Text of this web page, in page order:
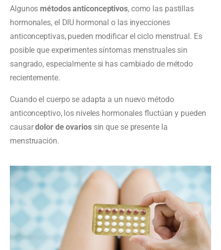
Algunos métodos anticonceptivos, como las pastillas
hormonales, el DIU hormonal o las inyecciones
anticonceptivas, pueden modificar el ciclo menstrual. Es
posible que experimentes síntomas menstruales sin
sangrado, especialmente si has cambiado de método
recientemente.
Cuando el cuerpo se adapta a un nuevo método
anticonceptivo, los niveles hormonales fluctúan y pueden
causardolor de ovariossin que se presente la
menstruación.